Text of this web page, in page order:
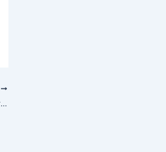
Biographie : Simone Veil, première femme présidente du Parlement européen (1927 – 2017)